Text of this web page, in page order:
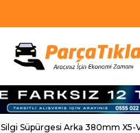
Silgi Süpürgesi Arka 380mm X5-